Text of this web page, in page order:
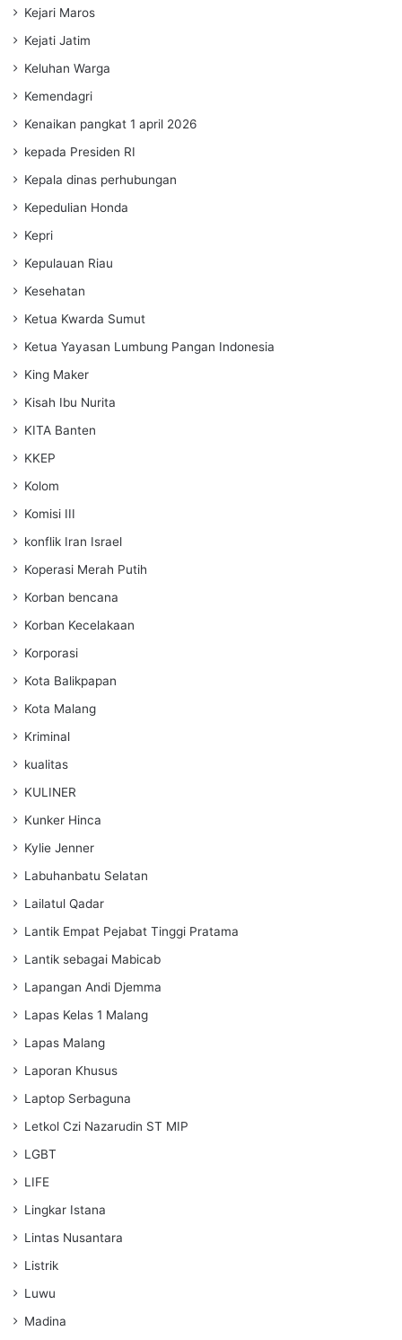
Kejari Maros
Kejati Jatim
Keluhan Warga
Kemendagri
Kenaikan pangkat 1 april 2026
kepada Presiden RI
Kepala dinas perhubungan
Kepedulian Honda
Kepri
Kepulauan Riau
Kesehatan
Ketua Kwarda Sumut
Ketua Yayasan Lumbung Pangan Indonesia
King Maker
Kisah Ibu Nurita
KITA Banten
KKEP
Kolom
Komisi III
konflik Iran Israel
Koperasi Merah Putih
Korban bencana
Korban Kecelakaan
Korporasi
Kota Balikpapan
Kota Malang
Kriminal
kualitas
KULINER
Kunker Hinca
Kylie Jenner
Labuhanbatu Selatan
Lailatul Qadar
Lantik Empat Pejabat Tinggi Pratama
Lantik sebagai Mabicab
Lapangan Andi Djemma
Lapas Kelas 1 Malang
Lapas Malang
Laporan Khusus
Laptop Serbaguna
Letkol Czi Nazarudin ST MIP
LGBT
LIFE
Lingkar Istana
Lintas Nusantara
Listrik
Luwu
Madina